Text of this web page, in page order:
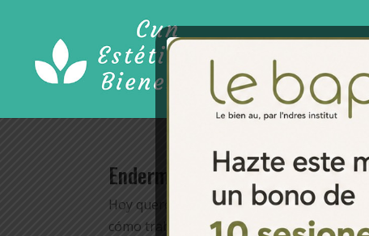
Endermología
Hoy queremos hablaros un poco más en
cómo trabajamos este tratamiento en